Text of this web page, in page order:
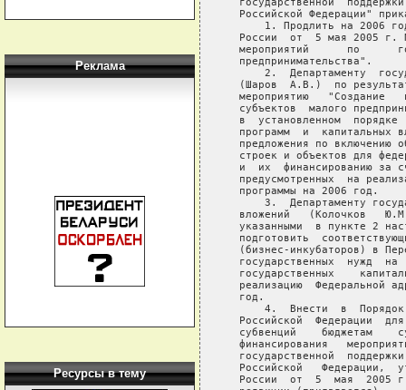
Реклама
Ресурсы в тему